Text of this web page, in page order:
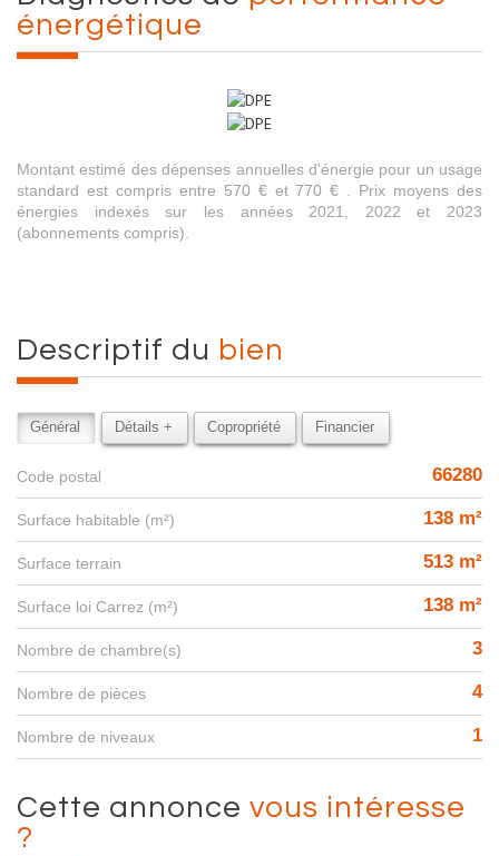
énergétique
Montant estimé des dépenses annuelles d'énergie pour un usage
standard est compris entre 570 € et 770 € . Prix moyens des
énergies indexés sur les années 2021, 2022 et 2023
(abonnements compris).
descriptif du bien
Général Détails + Copropriété Financier
Code postal 66280
Surface habitable (m²) 138 m²
surface terrain 513 m²
Surface loi Carrez (m²) 138 m²
Nombre de chambre(s) 3
Nombre de pièces 4
Nombre de niveaux 1
cette annonce vous intéresse
?